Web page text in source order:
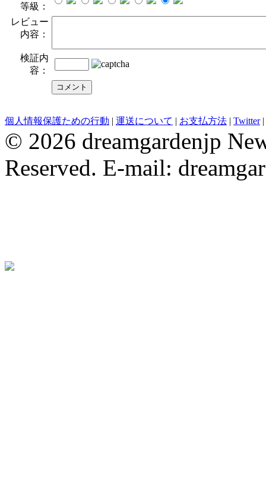
等級：
レビュー
内容：
検証内
容：
evening dresses Wedding Party Dresses bridesmaid dresses Robe De
個人情報保護ための行動 | 運送について | お支払方法 | Twitter|
© 2026 dreamgardenjp
Reserved. E-mail: